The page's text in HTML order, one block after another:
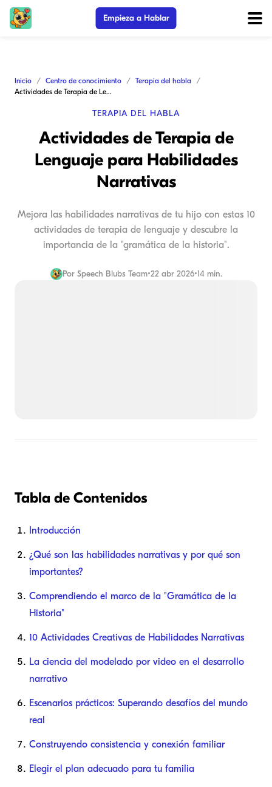
Empieza a Hablar
Inicio Centro de conocimiento
Terapia del habla
Actividades de Terapia de Lenguaje para Habilidades Narrativas
TERAPIA DEL HABLA
Actividades de Terapia de
Lenguaje para Habilidades
Narrativas
Mejora las habilidades narrativas de tu hijo con estas 10
actividades de terapia de lenguaje y descubre la
importancia de la "gramática de la historia".
Por Speech Blubs Team•22 abr 2026•14 min.
Tabla de Contenidos
Introducción
¿Qué son las habilidades narrativas y por qué son
importantes?
Comprendiendo el marco de la "Gramática de la
Historia"
10 Actividades Creativas de Habilidades Narrativas
La ciencia del modelado por video en el desarrollo
narrativo
Escenarios prácticos: Superando desafíos del mundo
real
Construyendo consistencia y conexión familiar
Elegir el plan adecuado para tu familia